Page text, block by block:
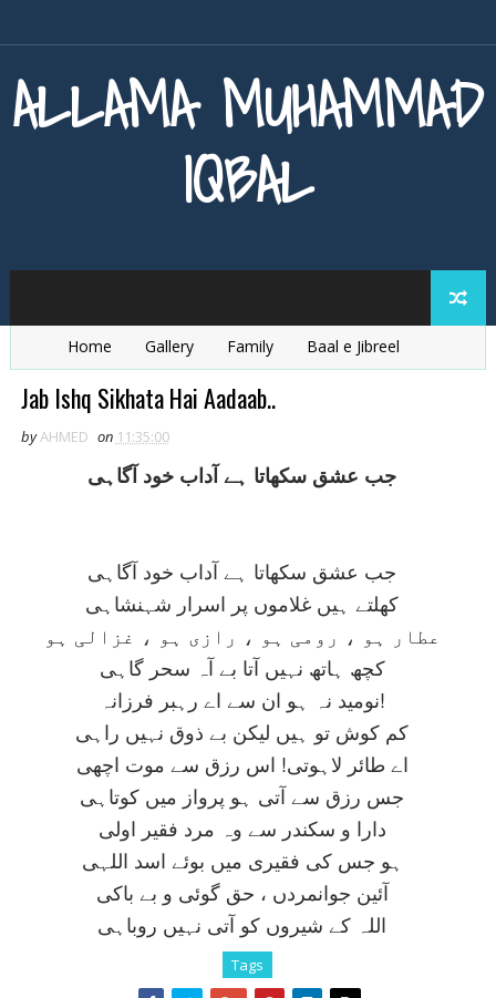
ALLAMA MUHAMMAD
IQBAL
Home Gallery Family
Baal e Jibreel
Zarb e Kaleem
Armaghan e Hijaz
Jab Ishq Sikhata Hai Aadaab..
byAHMED on 11:35:00
جب عشق سکھاتا ہے آداب خود آگاہی
جب عشق سکھاتا ہے آداب خود آگاہی
کھلتے ہيں غلاموں پر اسرار شہنشاہی
عطار ہو ، رومی ہو ، رازی ہو ، غزالی ہو
کچھ ہاتھ نہيں آتا بے آہ سحر گاہی
نوميد نہ ہو ان سے اے رہبر فرزانہ!
کم کوش تو ہيں ليکن بے ذوق نہيں راہی
اے طائر لاہوتی! اس رزق سے موت اچھی
جس رزق سے آتی ہو پرواز ميں کوتاہی
دارا و سکندر سے وہ مرد فقير اولی
ہو جس کی فقيری ميں بوئے اسد اللہی
آئين جوانمردں ، حق گوئی و بے باکی
اللہ کے شيروں کو آتی نہيں روباہی
Tags